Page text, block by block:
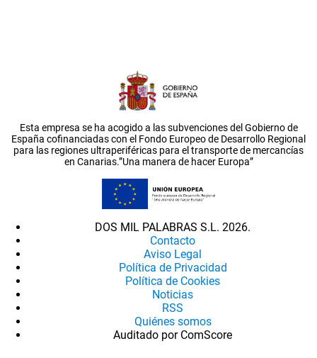
Esta empresa se ha acogido a las subvenciones del Gobierno de
España cofinanciadas con el Fondo Europeo de Desarrollo Regional
para las regiones ultraperiféricas para el transporte de mercancías
en Canarias.”Una manera de hacer Europa”
DOS MIL PALABRAS S.L. 2026.
Contacto
Aviso Legal
Política de Privacidad
Política de Cookies
Noticias
RSS
Quiénes somos
Auditado por ComScore